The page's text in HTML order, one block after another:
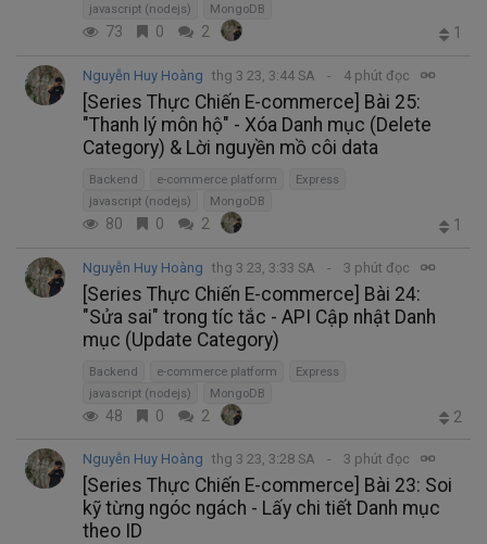
javascript (nodejs)
MongoDB
73 0 2 1
Nguyễn Huy Hoàng thg 3 23, 3:44 SA 4 phút đọc
[Series Thực Chiến E-commerce] Bài 25:
"Thanh lý môn hộ" - Xóa Danh mục (Delete
Category) & Lời nguyền mồ côi data
Backend e-commerce platform
Express
javascript (nodejs)
MongoDB
80 0 2 1
Nguyễn Huy Hoàng thg 3 23, 3:33 SA 3 phút đọc
[Series Thực Chiến E-commerce] Bài 24:
"Sửa sai" trong tíc tắc - API Cập nhật Danh
mục (Update Category)
Backend e-commerce platform
Express
javascript (nodejs)
MongoDB
48 0 2 2
Nguyễn Huy Hoàng thg 3 23, 3:28 SA 3 phút đọc
[Series Thực Chiến E-commerce] Bài 23: Soi
kỹ từng ngóc ngách - Lấy chi tiết Danh mục
theo ID